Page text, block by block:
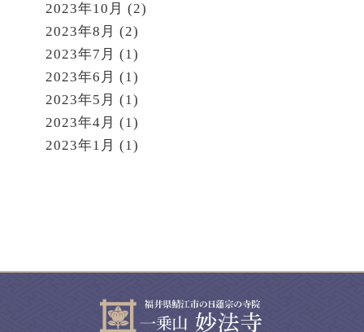
2023年10月 (2)
2023年8月 (2)
2023年7月 (1)
2023年6月 (1)
2023年5月 (1)
2023年4月 (1)
2023年1月 (1)